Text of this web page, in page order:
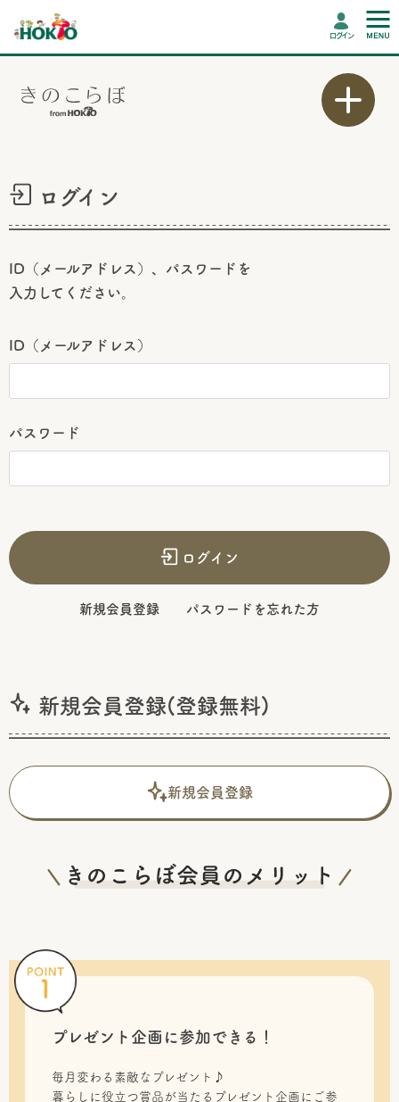
ログイン
ログイン
ID（メールアドレス）、パスワードを
入力してください。
ID（メールアドレス）
パスワード
ログイン
新規会員登録 パスワードを忘れた方
新規会員登録(登録無料)
新規会員登録
プレゼント企画に参加できる！
毎月変わる素敵なプレゼント♪
暮らしに役立つ賞品が当たるプレゼント企画にご参